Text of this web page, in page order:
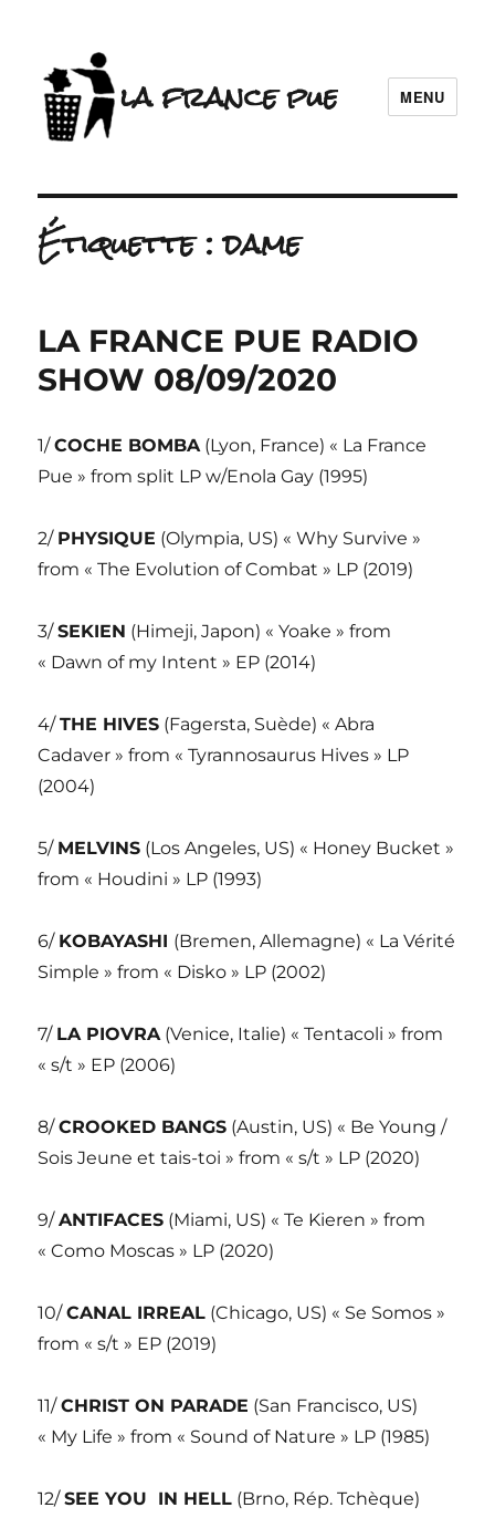
la france pue MENU
Étiquette :dame
LA FRANCE PUE RADIO
SHOW 08/09/2020
1/COCHE BOMBA(Lyon, France) « La France
Pue » from split LP w/Enola Gay (1995)
2/ PHYSIQUE (Olympia, US) « Why Survive »
from « The Evolution of Combat » LP (2019)
3/SEKIEN (Himeji, Japon) « Yoake » from
« Dawn of my Intent » EP (2014)
4/THE HIVES (Fagersta, Suède) « Abra
Cadaver » from « Tyrannosaurus Hives » LP
(2004)
5/ MELVINS (Los Angeles, US) « Honey Bucket »
from « Houdini » LP (1993)
6/ KOBAYASHI (Bremen, Allemagne) « La Vérité
Simple » from « Disko » LP (2002)
7/ LA PIOVRA(Venice, Italie) « Tentacoli » from
« s/t » EP (2006)
8/CROOKED BANGS (Austin, US) « Be Young /
Sois Jeune et tais-toi » from « s/t » LP (2020)
9/ANTIFACES (Miami, US) « Te Kieren » from
« Como Moscas » LP (2020)
10/CANAL IRREAL (Chicago, US) « Se Somos »
from « s/t » EP (2019)
11/CHRIST ON PARADE (San Francisco, US)
« My Life » from « Sound of Nature » LP (1985)
12/SEE YOU IN HELL (Brno, Rép. Tchèque)